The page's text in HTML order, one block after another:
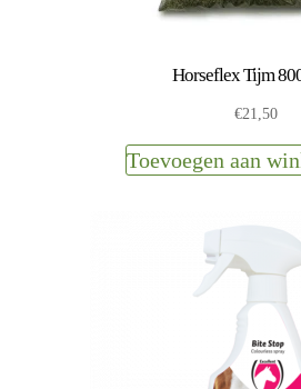
Horseflex Tijm
€21,50
Toevoegen aan